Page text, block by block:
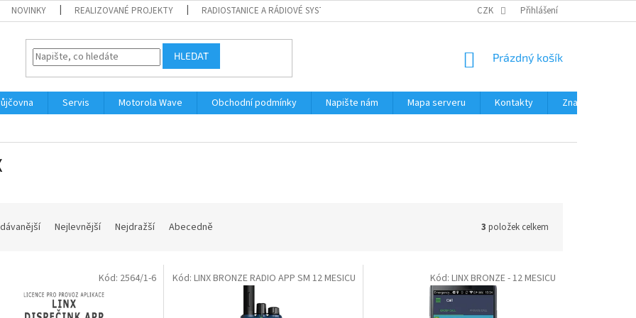
NOVINKY REALIZOVANÉ PROJEKTY RADIOSTANICE A RÁDIOVÉ SYSTÉMY PŘÍSLUŠENSTVÍ RUČNÍ RADIOSTANICE PŮJČOVNA
CZK Přihlášení
HLEDAT
NÁKUPNÍ
Prázdný košík
Servis Motorola Wave Obchodní podmínky Napište nám Mapa serveru Kontakty
Značky
Nejlevnější Nejdražší Abecedně 3 položek celkem
Kód: 2564/1-6 Kód: LINX BRONZE RADIO APP SM 12 MESICU Kód: LINX BRONZE - 12 MESICU